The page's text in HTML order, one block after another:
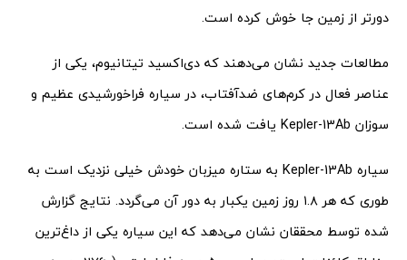
دورتر از زمین جا خوش کرده است.
مطالعات جدید نشان می‌دهند که دی‌اکسید تیتانیوم، یکی از
عناصر فعال در کرم‌های ضدآفتاب، در سیاره‌ فراخورشیدی عظیم و
سوزان Kepler-13Ab یافت شده است.
سیاره Kepler-13Ab به ستاره میزبان خودش خیلی نزدیک است به
طوری که هر ۱.۸ روز زمین یکبار به دور آن می‌گردد. نتایج گزارش
شده توسط محققان نشان می‌دهد که این سیاره یکی از داغ‌ترین